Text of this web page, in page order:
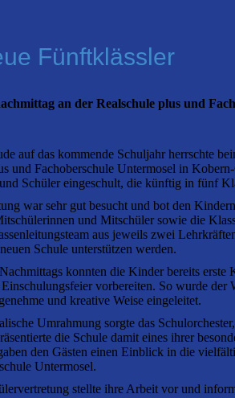
Fünftklässler
an der Realschule plus und
auf das kommende Schuljahr herrschte
und Fachoberschule Untermosel in
Schüler eingeschult, die künftig in fünf
war sehr gut besucht und bot den
und Mitschüler sowie die
aus jeweils zwei
Schule unterstützen werden.
konnten die Kinder bereits
vorbereiten. So wurde der
und kreative Weise eingeleitet.
Umrahmung sorgte das
die Schule damit eines ihrer
den Gästen einen Einblick in die
Untermosel.
stellte ihre Arbeit vor und